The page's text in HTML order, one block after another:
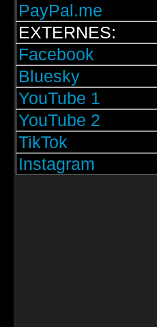
PayPal.me
EXTERNES:
Facebook
Bluesky
YouTube 1
YouTube 2
TikTok
Instagram